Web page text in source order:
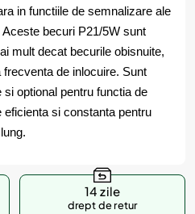
in functiile de semnalizare ale
becuri P21/5W sunt
mult decat becurile obisnuite,
de inlocuire. Sunt
optional pentru functia de
si constanta pentru
14 zile
drept de retur